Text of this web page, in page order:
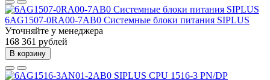
6AG1507-0RA00-7AB0 Системные блоки питания SIPLUS
Уточняйте у менеджера
168 361 рублей
В корзину